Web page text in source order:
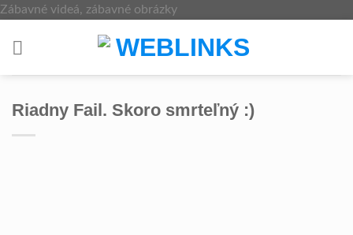
Zábavné videá, zábavné obrázkySkip
content
Riadny Fail. Skoro smrteľný :)